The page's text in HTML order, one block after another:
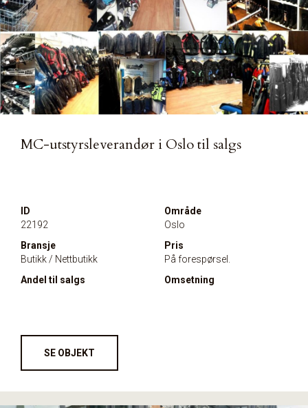
MC-utstyrsleverandør i Oslo til salgs
ID
22192
Område
Oslo
Bransje
Butikk / Nettbutikk
Pris
På forespørsel.
Andel til salgs
Omsetning
SE OBJEKT